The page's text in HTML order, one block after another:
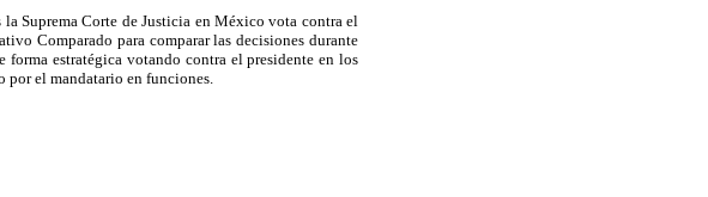
Suprema Corte de Justicia en México vota contra el
Comparado para comparar las decisiones durante
forma estratégica votando contra el presidente en los
por el mandatario en funciones.